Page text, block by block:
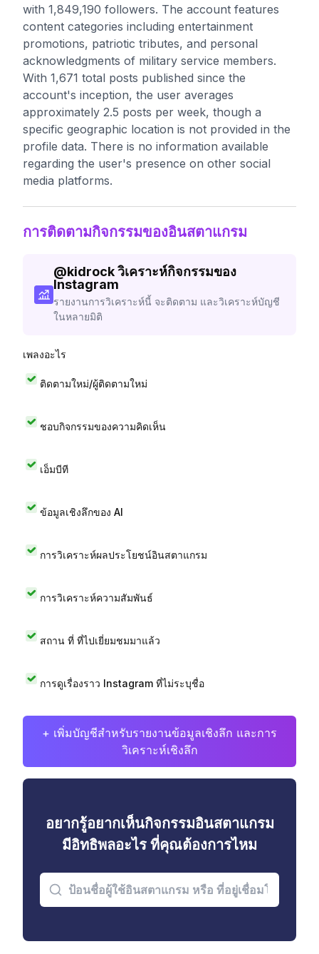
with 1,849,190 followers. The account features
content categories including entertainment
promotions, patriotic tributes, and personal
acknowledgments of military service members.
With 1,671 total posts published since the
account's inception, the user averages
approximately 2.5 posts per week, though a
specific geographic location is not provided in the
profile data. There is no information available
regarding the user's presence on other social
media platforms.
การติดตามกิจกรรมของอินสตาแกรม
@kidrockวิเคราะห์กิจกรรมของ
Instagram
รายงานการวิเคราะห์นี้ จะติดตาม และวิเคราะห์บัญชี
ในหลายมิติ
เพลงอะไร
ติดตามใหม่/ผู้ติดตามใหม่
ชอบกิจกรรมของความคิดเห็น
เอ็มบีที
ข้อมูลเชิงลึกของ AI
การวิเคราะห์ผลประโยชน์อินสตาแกรม
การวิเคราะห์ความสัมพันธ์
สถาน ที่ ที่ไปเยี่ยมชมมาแล้ว
การดูเรื่องราว Instagram ที่ไม่ระบุชื่อ
+ เพิ่มบัญชีสำหรับรายงานข้อมูลเชิงลึก และการ
วิเคราะห์เชิงลึก
อยากรู้อยากเห็นกิจกรรมอินสตาแกรม
มีอิทธิพลอะไร ที่คุณต้องการไหม